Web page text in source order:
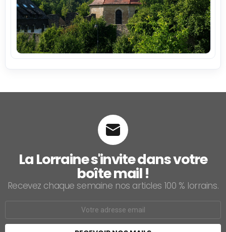
La Lorraine s'invite dans votre
boîte mail !
Recevez chaque semaine nos articles 100 % lorrains.
Email